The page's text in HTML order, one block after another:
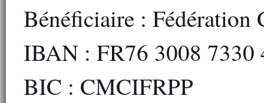
Bénéficiaire : Fédération
IBAN : FR76 3008 7330
BIC : CMCIFRPP